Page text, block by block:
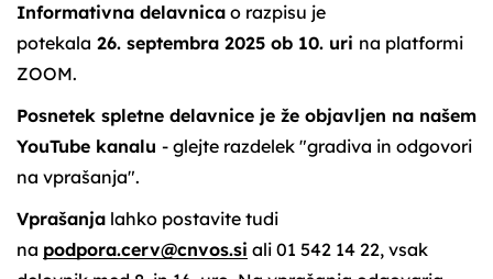
Informativna delavnica o razpisu je
potekala 26. septembra 2025 ob 10. uri na platformi
ZOOM.
Posnetek spletne delavnice je že objavljen na našem
YouTube kanalu - glejte razdelek "gradiva in odgovori
na vprašanja".
Vprašanja lahko postavite tudi
na podpora.cerv@cnvos.si ali 01 542 14 22, vsak